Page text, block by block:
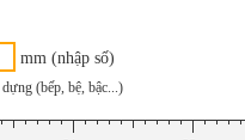
mm (nhập số)
(bếp, bệ, bậc...)